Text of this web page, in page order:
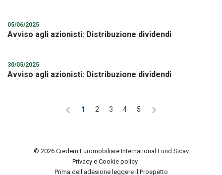
05/06/2025
Avviso agli azionisti: Distribuzione dividendi
30/05/2025
Avviso agli azionisti: Distribuzione dividendi
1 2 3 4 5
© 2026 Credem Euromobiliare International Fund Sicav
Privacy e Cookie policy
Prima dell'adesione leggere il Prospetto